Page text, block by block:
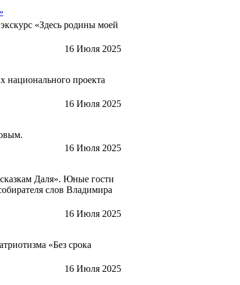
«Здесь родины моей
16 Июля 2025
национального проекта
16 Июля 2025
16 Июля 2025
Даля». Юные гости
слов Владимира
16 Июля 2025
«Без срока
16 Июля 2025